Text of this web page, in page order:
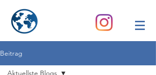
Beitrag
Aktuellste Blogs